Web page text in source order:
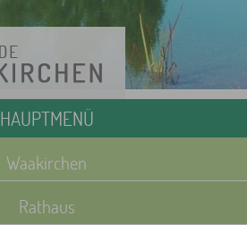
HAUPTMENÜ
Waakirchen
Rathaus